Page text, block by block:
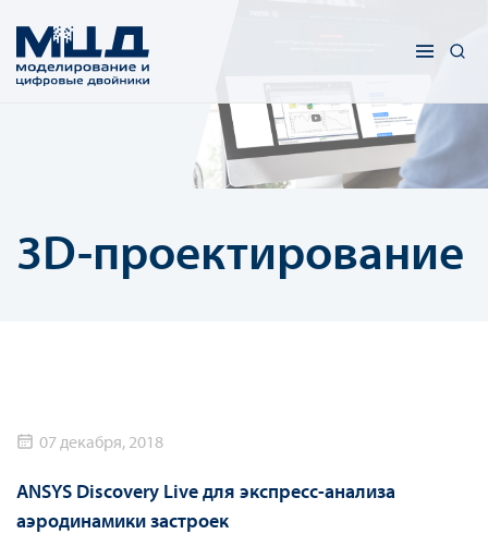
3D-проектирование
07 декабря, 2018
ANSYS Discovery Live для экспресс-анализа
аэродинамики застроек